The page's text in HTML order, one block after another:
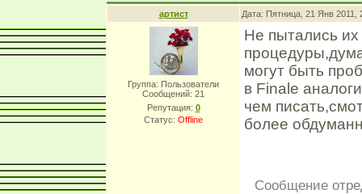
артист Дата: Пятница, 21 Янв
Группа: Пользователи
Сообщений: 21
Репутация: 0
Статус: Offline
Не пытались
могут быть
в Finale
чем
более
Сообщение